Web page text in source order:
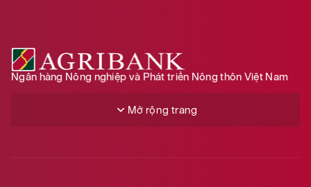
Ngân hàng Nông nghiệp và Phát triển Nông thôn Việt Nam
Mở rộng trang